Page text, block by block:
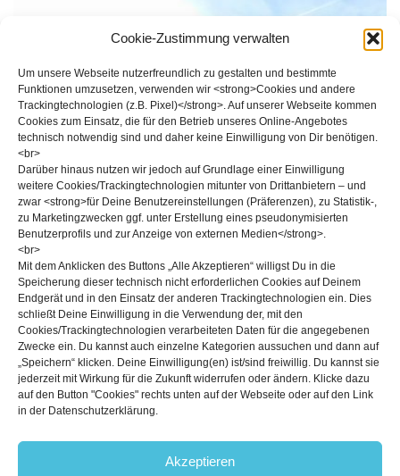
Cookie-Zustimmung verwalten
Um unsere Webseite nutzerfreundlich zu gestalten und bestimmte
Funktionen umzusetzen, verwenden wir <strong>Cookies und andere
Trackingtechnologien (z.B. Pixel)</strong>. Auf unserer Webseite kommen
Cookies zum Einsatz, die für den Betrieb unseres Online-Angebotes
technisch notwendig sind und daher keine Einwilligung von Dir benötigen.
<br>
Darüber hinaus nutzen wir jedoch auf Grundlage einer Einwilligung
weitere Cookies/Trackingtechnologien mitunter von Drittanbietern – und
zwar <strong>für Deine Benutzereinstellungen (Präferenzen), zu Statistik-,
zu Marketingzwecken ggf. unter Erstellung eines pseudonymisierten
Benutzerprofils und zur Anzeige von externen Medien</strong>.
<br>
Mit dem Anklicken des Buttons „Alle Akzeptieren“ willigst Du in die
Speicherung dieser technisch nicht erforderlichen Cookies auf Deinem
Endgerät und in den Einsatz der anderen Trackingtechnologien ein. Dies
schließt Deine Einwilligung in die Verwendung der, mit den
Cookies/Trackingtechnologien verarbeiteten Daten für die angegebenen
Zwecke ein. Du kannst auch einzelne Kategorien aussuchen und dann auf
„Speichern“ klicken. Deine Einwilligung(en) ist/sind freiwillig. Du kannst sie
jederzeit mit Wirkung für die Zukunft widerrufen oder ändern. Klicke dazu
auf den Button "Cookies" rechts unten auf der Webseite oder auf den Link
in der Datenschutzerklärung.
Akzeptieren
25. NOVEMBER 2014
Naja, meiner Unvernunft und meiner Motivation war es zu
verdanken, dass ich meine sechste 8a in diesem Kurztrip innerhalb
von zehn Minuten wegknipste. Und auch Christoph konnte noch
einmal mit einem Quickaccent von Pocketproblem (fb 7c+)
punkten.